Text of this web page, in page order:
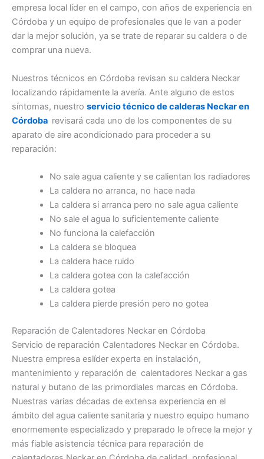
empresa local líder en el campo, con años de experiencia en
Córdoba y un equipo de profesionales que le van a poder
dar la mejor solución, ya se trate de reparar su caldera o de
comprar una nueva.
Nuestros técnicos en Córdoba revisan su caldera Neckar
localizando rápidamente la avería. Ante alguno de estos
síntomas, nuestro servicio técnico de calderas Neckar en
Córdoba revisará cada uno de los componentes de su
aparato de aire acondicionado para proceder a su
reparación:
No sale agua caliente y se calientan los radiadores
La caldera no arranca, no hace nada
La caldera si arranca pero no sale agua caliente
No sale el agua lo suficientemente caliente
No funciona la calefacción
La caldera se bloquea
La caldera hace ruido
La caldera gotea con la calefacción
La caldera gotea
La caldera pierde presión pero no gotea
Reparación de Calentadores Neckar en Córdoba
Servicio de reparación Calentadores Neckar en Córdoba.
Nuestra empresa eslíder experta en instalación,
mantenimiento y reparación de calentadores Neckar a gas
natural y butano de las primordiales marcas en Córdoba.
Nuestras varias décadas de extensa experiencia en el
ámbito del agua caliente sanitaria y nuestro equipo humano
enormemente especializado y preparado le ofrece la mejor y
más fiable asistencia técnica para reparación de